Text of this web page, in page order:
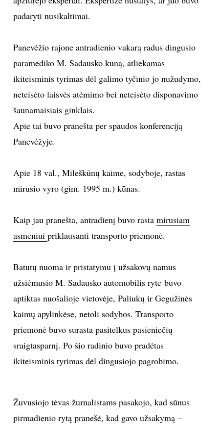
PRENUMERUOK
NAUJIENLAIŠKĮ
Jūs sutinkate su
taisyklėmis
padaryti nusikaltimai.
Panevėžio rajone antradienio vakarą radus dingusio
paramediko M. Sadausko kūną, atliekamas
ikiteisminis tyrimas dėl galimo tyčinio jo nužudymo,
neteisėto laisvės atėmimo bei neteisėto disponavimo
šaunamaisiais ginklais.
Apie tai buvo pranešta per spaudos konferenciją
Panevėžyje.
Apie 18 val., Mileškūnų kaime, sodyboje, rastas
mirusio vyro (gim. 1995 m.) kūnas.
Kaip jau pranešta, antradienį buvo rasta mirusiam
asmeniui priklausanti transporto priemonė.
Batutų nuoma ir pristatymu į užsakovų namus
užsiėmusio M. Sadausko automobilis ryte buvo
aptiktas nuošalioje vietovėje, Paliukų ir Gegužinės
kaimų apylinkėse, netoli sodybos. Transporto
priemonė buvo surasta pasitelkus pasieniečių
sraigtasparnį. Po šio radinio buvo pradėtas
ikiteisminis tyrimas dėl dingusiojo pagrobimo.
Žuvusiojo tėvas žurnalistams pasakojo, kad sūnus
pirmadienio rytą pranešė, kad gavo užsakymą –